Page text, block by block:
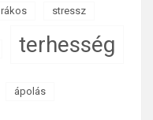
rákos stressz
terhesség
ápolás